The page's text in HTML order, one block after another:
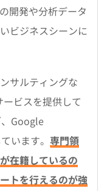
開発や分析データ
ビジネスシーンに
サルティングな
ビスを提供して
Google
います。 専門領
在籍しているの
トを行えるのが強